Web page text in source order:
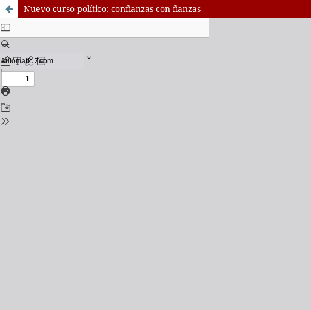
Nuevo curso político: confianzas con fianzas